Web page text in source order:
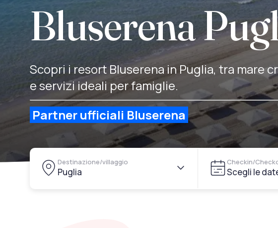
Bluserena
Scopri i resort Bluserena in Puglia, tra mare
e servizi ideali per famiglie.
Partner ufficiali Bluserena
Destinazione/villaggio
Puglia
Checkin/
Scegli le